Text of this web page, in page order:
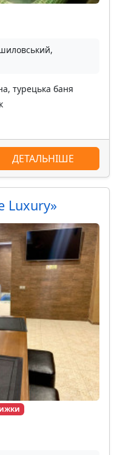
турецька баня
ДЕТАЛЬНІШЕ
Luxury»